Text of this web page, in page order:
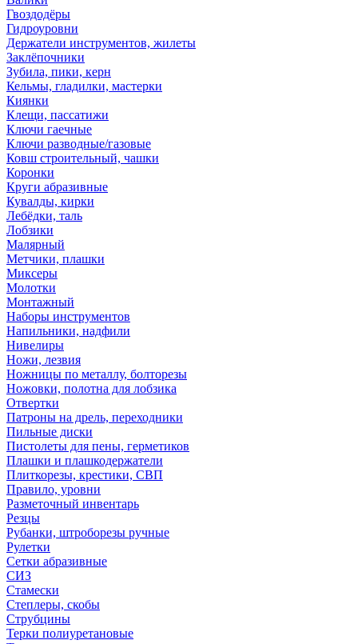
Гвоздодёры
Гидроуровни
Держатели инструментов, жилеты
Заклёпочники
Зубила, пики, керн
Кельмы, гладилки, мастерки
Киянки
Клещи, пассатижи
Ключи гаечные
Ключи разводные/газовые
Ковш строительный, чашки
Коронки
Круги абразивные
Кувалды, кирки
Лебёдки, таль
Лобзики
Малярный
Метчики, плашки
Миксеры
Молотки
Монтажный
Наборы инструментов
Напильники, надфили
Нивелиры
Ножи, лезвия
Ножницы по металлу, болторезы
Ножовки, полотна для лобзика
Отвертки
Патроны на дрель, переходники
Пильные диски
Пистолеты для пены, герметиков
Плашки и плашкодержатели
Плиткорезы, крестики, СВП
Правило, уровни
Разметочный инвентарь
Резцы
Рубанки, штроборезы ручные
Рулетки
Сетки абразивные
СИЗ
Стамески
Степлеры, скобы
Струбцины
Терки полиуретановые